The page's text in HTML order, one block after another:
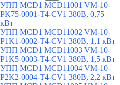
УПП MCD1 MCD11001 VM-10-
PK75-0001-T4-CV1 380В, 0,75
кВт
УПП MCD1 MCD11002 VM-10-
P1K1-0002-T4-CV1 380В, 1,1 кВт
УПП MCD1 MCD11003 VM-10-
P1K5-0003-T4-CV1 380В, 1,5 кВт
УПП MCD1 MCD11004 VM-10-
P2K2-0004-T4-CV1 380В, 2,2 кВт